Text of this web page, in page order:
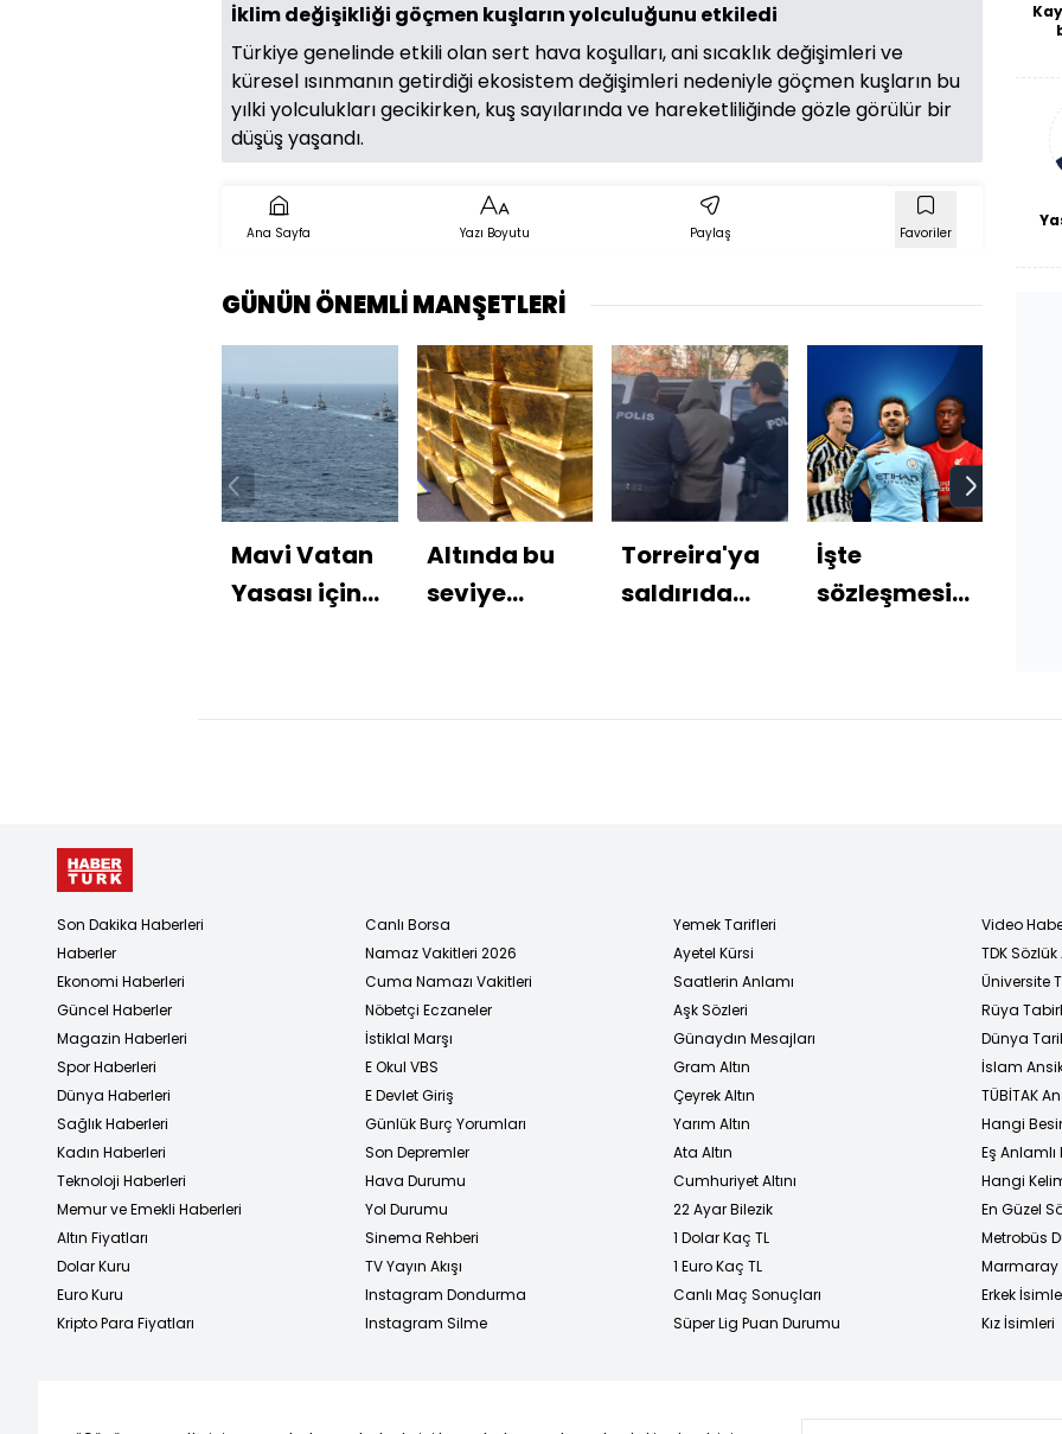
İklim değişikliği göçmen kuşların yolculuğunu etkiledi
Türkiye genelinde etkili olan sert hava koşulları, ani sıcaklık değişimleri ve
küresel ısınmanın getirdiği ekosistem değişimleri nedeniyle göçmen kuşların bu
yılki yolculukları gecikirken, kuş sayılarında ve hareketliliğinde gözle görülür bir
düşüş yaşandı.
Ana Sayfa Yazı Boyutu Paylaş Favoriler
GÜNÜN ÖNEMLİ MANŞETLERİ
Mavi Vatan
Yasası için
Altında bu
seviye
Torreira'ya
saldırıda
İşte
sözleşmesi
Son Dakika Haberleri
Haberler
Ekonomi Haberleri
Güncel Haberler
Magazin Haberleri
Spor Haberleri
Dünya Haberleri
Sağlık Haberleri
Kadın Haberleri
Teknoloji Haberleri
Memur ve Emekli Haberleri
Altın Fiyatları
Dolar Kuru
Euro Kuru
Kripto Para Fiyatları
Canlı Borsa
Namaz Vakitleri 2026
Cuma Namazı Vakitleri
Nöbetçi Eczaneler
İstiklal Marşı
E Okul VBS
E Devlet Giriş
Günlük Burç Yorumları
Son Depremler
Hava Durumu
Yol Durumu
Sinema Rehberi
TV Yayın Akışı
Instagram Dondurma
Instagram Silme
Yemek Tarifleri
Ayetel Kürsi
Saatlerin Anlamı
Aşk Sözleri
Günaydın Mesajları
Gram Altın
Çeyrek Altın
Yarım Altın
Ata Altın
Cumhuriyet Altını
22 Ayar Bilezik
1 Dolar Kaç TL
1 Euro Kaç TL
Canlı Maç Sonuçları
Süper Lig Puan Durumu
Video
TDK
Üniversite
Rüya
Dünya
İslam
TÜBİTAK
Hangi
Eş
Hangi
En Güzel
Metrobüs
Marmaray
Erkek
Kız İsimleri